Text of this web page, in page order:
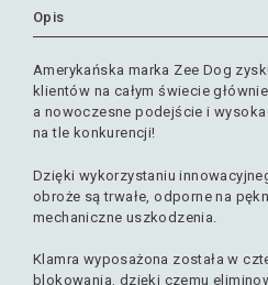
Opis
Amerykańska marka Zee Dog
klientów na całym świecie
a nowoczesne podejście i
na tle konkurencji!
Dzięki wykorzystaniu
obroże są trwałe, odporne na
mechaniczne uszkodzenia.
Klamra wyposażona została w
blokowania, dzięki czemu